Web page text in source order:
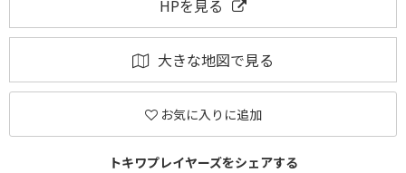
HPを見る
大きな地図で見る
お気に入りに追加
トキワプレイヤーズをシェアする